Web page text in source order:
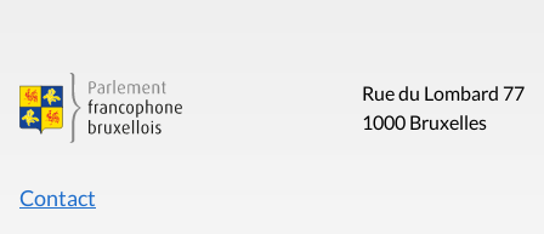
Rue du Lombard 77
1000 Bruxelles
Contact